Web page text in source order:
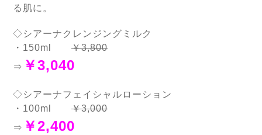
る肌に。
◇シアーナクレンジングミルク
・150ml ￥3,800
⇒ ￥3,040
◇シアーナフェイシャルローション
・100ml ￥3,000
⇒ ￥2,400